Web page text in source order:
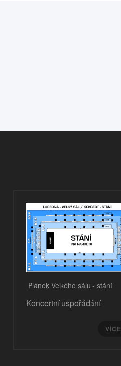
Plánek Velkého sálu - stání
Koncertní uspořádání
VÍCE